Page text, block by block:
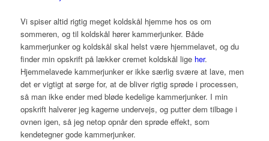
Vi spiser altid rigtig meget koldskål hjemme hos os om
sommeren, og til koldskål hører kammerjunker. Både
kammerjunker og koldskål skal helst være hjemmelavet, og du
finder min opskrift på lækker cremet koldskål lige her.
Hjemmelavede kammerjunker er ikke særlig svære at lave, men
det er vigtigt at sørge for, at de bliver rigtig sprøde i processen,
så man ikke ender med bløde kedelige kammerjunker. I min
opskrift halverer jeg kagerne undervejs, og putter dem tilbage i
ovnen igen, så jeg netop opnår den sprøde effekt, som
kendetegner gode kammerjunker.